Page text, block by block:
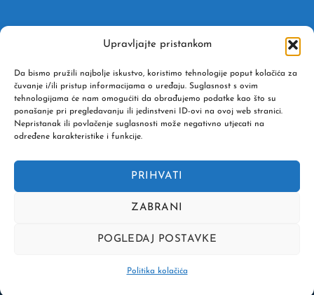
Upravljajte pristankom
Da bismo pružili najbolje iskustvo, koristimo tehnologije poput kolačića za
čuvanje i/ili pristup informacijama o uređaju. Suglasnost s ovim
tehnologijama će nam omogućiti da obrađujemo podatke kao što su
ponašanje pri pregledavanju ili jedinstveni ID-ovi na ovoj web stranici.
Nepristanak ili povlačenje suglasnosti može negativno utjecati na
određene karakteristike i funkcije.
PRIHVATI
ZABRANI
POGLEDAJ POSTAVKE
Politika kolačića
Adventure Donkey j.d.o.o. turistička agencija
Adresa: Meksička ulica 11, 10000 Zagreb
OIB: 78664134608
ID kod: HR-AB-01-080947182